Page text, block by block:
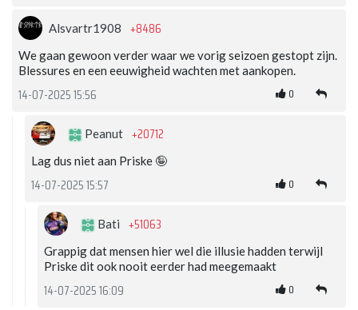
Alsvartr1908 +8486
We gaan gewoon verder waar we vorig seizoen gestopt zijn.
Blessures en een eeuwigheid wachten met aankopen.
14-07-2025 15:56 0
Peanut +20712
Lag dus niet aan Priske 🤪
14-07-2025 15:57 0
Bati +51063
Grappig dat mensen hier wel die illusie hadden terwijl
Priske dit ook nooit eerder had meegemaakt
14-07-2025 16:09 0